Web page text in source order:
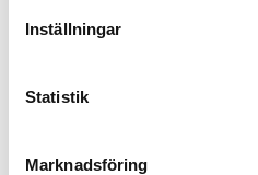
Inställningar
Statistik
Marknadsföring